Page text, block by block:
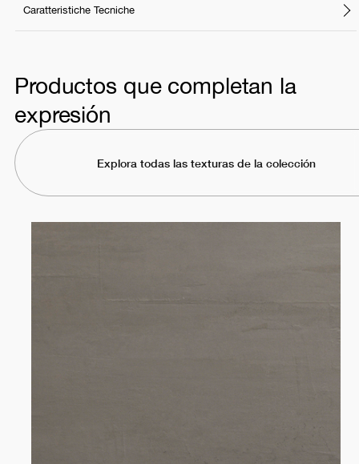
Caratteristiche Tecniche
Productos que completan la
expresión
Explora todas las texturas de la colección